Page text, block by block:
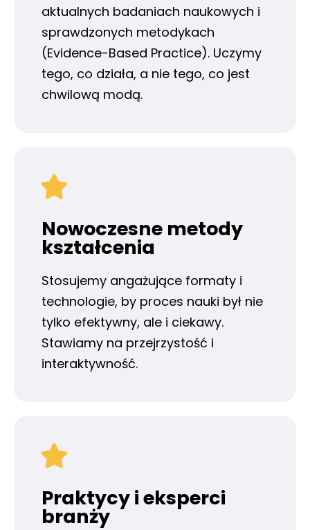
aktualnych badaniach naukowych i
sprawdzonych metodykach
(Evidence-Based Practice). Uczymy
tego, co działa, a nie tego, co jest
chwilową modą.
Nowoczesne metody
kształcenia
Stosujemy angażujące formaty i
technologie, by proces nauki był nie
tylko efektywny, ale i ciekawy.
Stawiamy na przejrzystość i
interaktywność.
Praktycy i eksperci
branży